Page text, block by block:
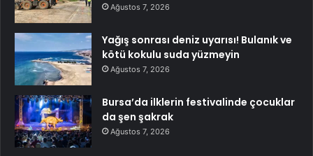
Ağustos 7, 2026
Yağış sonrası deniz uyarısı! Bulanık ve
kötü kokulu suda yüzmeyin
Ağustos 7, 2026
Bursa’da ilklerin festivalinde çocuklar
da şen şakrak
Ağustos 7, 2026